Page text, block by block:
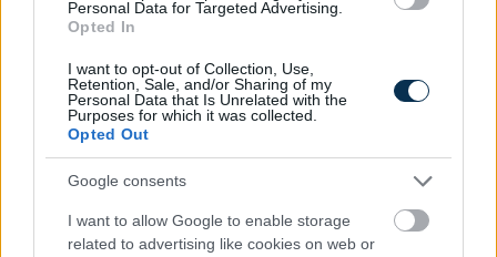
Personal Data for Targeted Advertising.
Opted In
I want to opt-out of Collection, Use,
Retention, Sale, and/or Sharing of my
Personal Data that Is Unrelated with the
Purposes for which it was collected.
Opted Out
Google consents
I want to allow Google to enable storage
related to advertising like cookies on web or
Fenntarthatóbb nyaralás külföldön: hét egyszerű